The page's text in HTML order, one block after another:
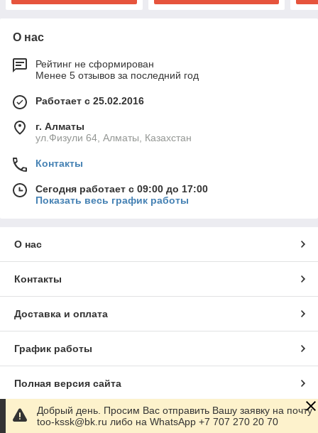
О нас
Рейтинг не сформирован
Менее 5 отзывов за последний год
Работает с 25.02.2016
г. Алматы
ул.Физули 64, Алматы, Казахстан
Контакты
Сегодня работает с 09:00 до 17:00
Показать весь график работы
О нас
Контакты
Доставка и оплата
График работы
Полная версия сайта
Сайт создан на маркетплейсеSatu.kz
Добрый день. Просим Вас отправить Вашу заявку на почту
too-kssk@bk.ru либо на WhatsApp +7 707 270 20 70